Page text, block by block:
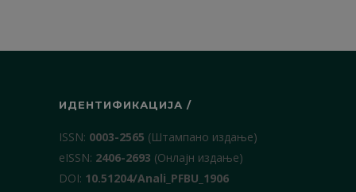
ИДЕНТИФИКАЦИЈА /
ISSN: 0003-2565 (Штампано издање)
еISSN: 2406-2693 (Онлајн издање)
DOI: 10.51204/Anali_PFBU_1906